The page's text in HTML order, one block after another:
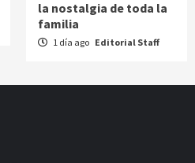
la nostalgia de toda la
familia
1 día ago Editorial Staff